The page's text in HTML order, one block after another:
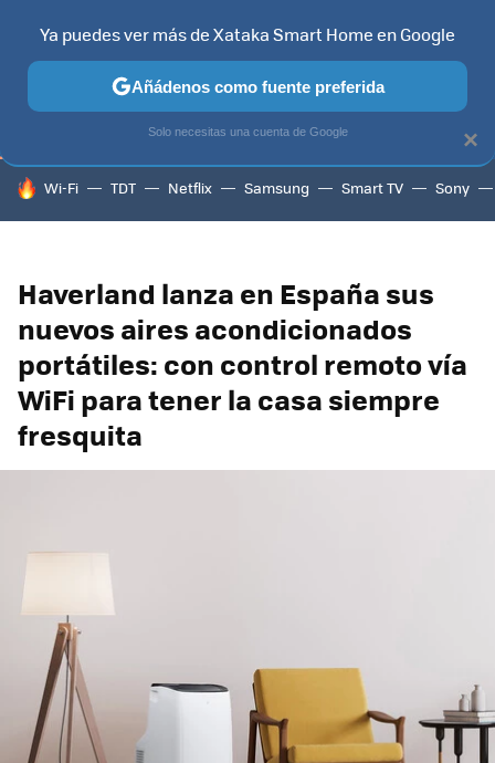
TELEVISORES CONTENIDOS SMART TV SELECCIÓN
HOY SE HABLA DE
Wi-Fi TDT Netflix Samsung Smart TV Sony
Haverland lanza en España sus
nuevos aires acondicionados
portátiles: con control remoto vía
WiFi para tener la casa siempre
fresquita
×
Ya puedes ver más de Xataka Smart Home en Google
Añádenos como fuente preferida
Solo necesitas una cuenta de Google